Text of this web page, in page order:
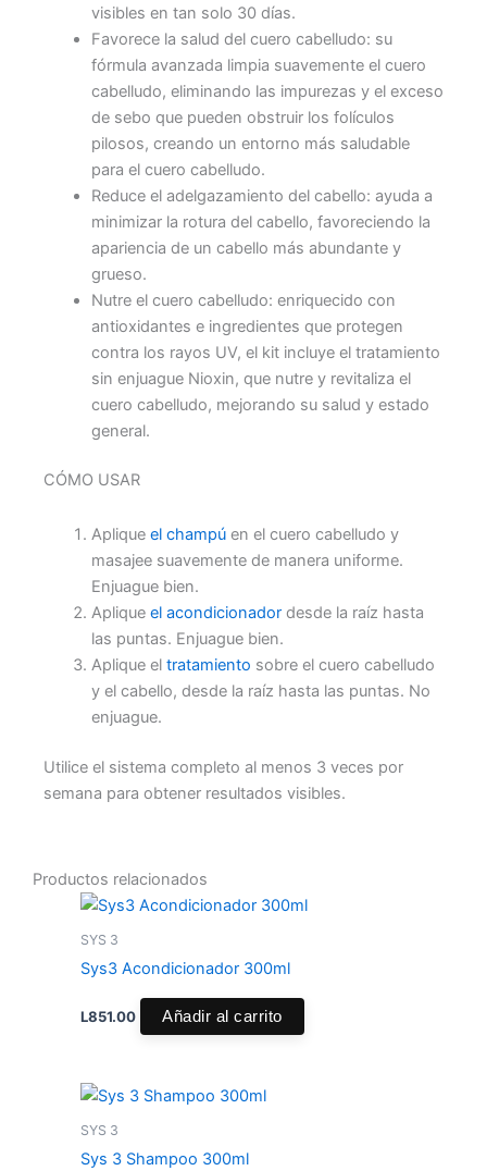
visibles en tan solo 30 días.
Favorece la salud del cuero cabelludo: su
fórmula avanzada limpia suavemente el cuero
cabelludo, eliminando las impurezas y el exceso
de sebo que pueden obstruir los folículos
pilosos, creando un entorno más saludable
para el cuero cabelludo.
Reduce el adelgazamiento del cabello: ayuda a
minimizar la rotura del cabello, favoreciendo la
apariencia de un cabello más abundante y
grueso.
Nutre el cuero cabelludo: enriquecido con
antioxidantes e ingredientes que protegen
contra los rayos UV, el kit incluye el tratamiento
sin enjuague Nioxin, que nutre y revitaliza el
cuero cabelludo, mejorando su salud y estado
general.
CÓMO USAR
Aplique el champúen el cuero cabelludo y
masajee suavemente de manera uniforme.
Enjuague bien.
Aplique el acondicionadordesde la raíz hasta
las puntas. Enjuague bien.
Aplique el tratamiento sobre el cuero cabelludo
y el cabello, desde la raíz hasta las puntas. No
enjuague.
Utilice el sistema completo al menos 3 veces por
semana para obtener resultados visibles.
Productos relacionados
SYS 3
Sys3 Acondicionador 300ml
L851.00 Añadir al carrito
SYS 3
Sys 3 Shampoo 300ml